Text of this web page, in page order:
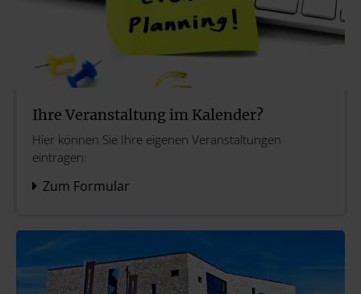
Ihre Veranstaltung im Kalender?
Hier können Sie Ihre eigenen Veranstaltungen
eintragen:
Zum Formular